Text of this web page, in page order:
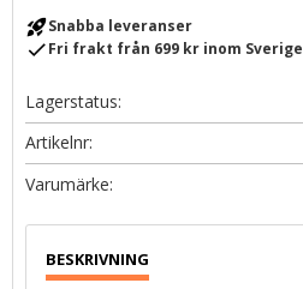
rocket_launchSnabba leveranser
checkFri frakt från 699 kr inom Sverige
Lagerstatus
Artikelnr